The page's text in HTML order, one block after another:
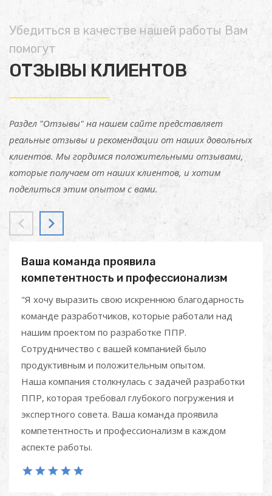
Убедиться в качестве нашей работы Вам
помогут
ОТЗЫВЫ КЛИЕНТОВ
Раздел "Отзывы" на нашем сайте представляет
реальные отзывы и рекомендации от наших довольных
клиентов. Мы гордимся положительными отзывами,
которые получаем от наших клиентов, и хотим
поделиться этим опытом с вами.
Ваша команда проявила
компетентность и профессионализм
"Я хочу выразить свою искреннюю благодарность
команде разработчиков, которые работали над
нашим проектом по разработке ППР.
Сотрудничество с вашей компанией было
продуктивным и положительным опытом.
Наша компания столкнулась с задачей разработки
ППР, которая требовал глубокого погружения и
экспертного совета. Ваша команда проявила
компетентность и профессионализм в каждом
аспекте работы.